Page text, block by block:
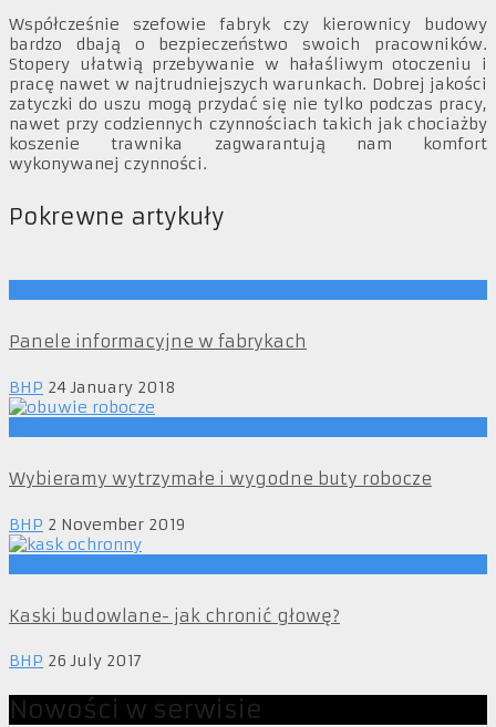
Współcześnie szefowie fabryk czy kierownicy budowy
bardzo dbają o bezpieczeństwo swoich pracowników.
Stopery ułatwią przebywanie w hałaśliwym otoczeniu i
pracę nawet w najtrudniejszych warunkach. Dobrej jakości
zatyczki do uszu mogą przydać się nie tylko podczas pracy,
nawet przy codziennych czynnościach takich jak chociażby
koszenie trawnika zagwarantują nam komfort
wykonywanej czynności.
Pokrewne artykuły
Panele informacyjne w fabrykach
BHP 24 January 2018
Wybieramy wytrzymałe i wygodne buty robocze
BHP 2 November 2019
Kaski budowlane- jak chronić głowę?
BHP 26 July 2017
Nowości w serwisie